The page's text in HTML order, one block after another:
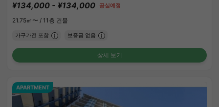
¥134,000 - ¥134,000 공실예정
21.75㎡〜 / 11층 건물
가구가전 포함 보증금 없음
상세 보기
APARTMENT